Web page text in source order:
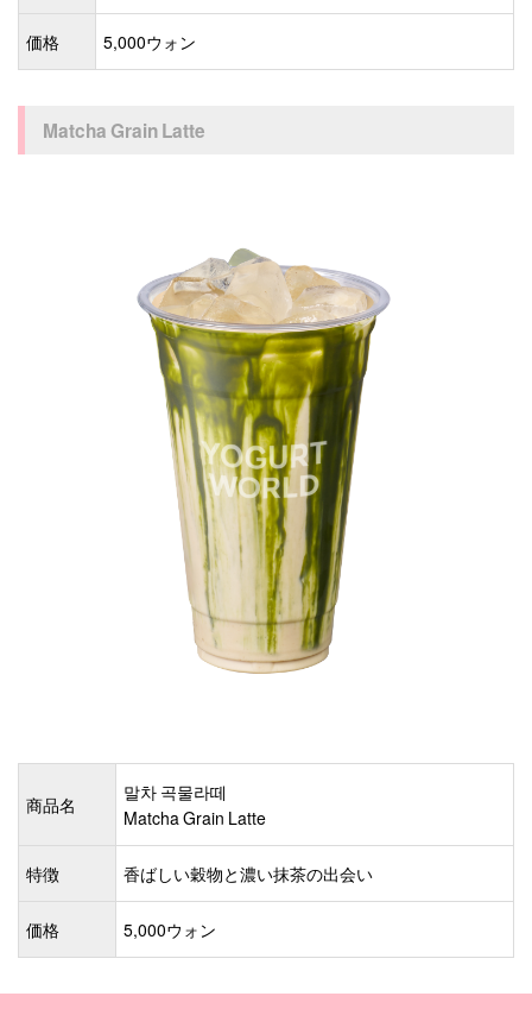
価格 5,000ウォン
Matcha Grain Latte
商品名
말차 곡물라떼
Matcha Grain Latte
特徴 香ばしい穀物と濃い抹茶の出会い
価格 5,000ウォン